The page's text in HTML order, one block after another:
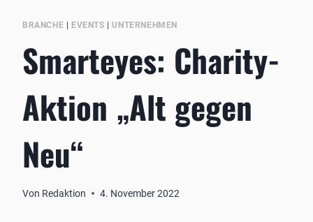
BRANCHE EVENTS UNTERNEHMEN
Smarteyes: Charity-
Aktion „Alt gegen
Neu“
Von Redaktion 4. November 2022